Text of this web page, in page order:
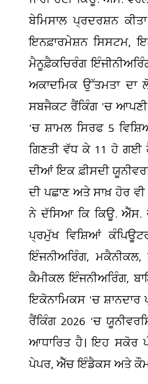
ਬੇਮਿਸਾਲ ਪ੍ਰਦਰਸ਼ਨ
ਇਨਫ਼ਾਰਮੇਸ਼ਨ ਸਿਸਟਮ,
ਮੈਨੂਫ਼ੈਕਚਿਰੰਗ
ਅਕਾਦਮਿਕ ਉੱਤਮਤਾ ਦਾ
ਸਬਜੈਕਟ ਰੈਂਕਿੰਗ 'ਚ ਆਪਣੀ
'ਚ ਸ਼ਾਮਲ ਸਿਰਫ 5
ਗਿਣਤੀ ਵੱਧ ਕੇ 11 ਹੋ ਗਈ
ਦੀਆਂ ਇਕ ਫ਼ੀਸਦੀ
ਦੀ ਪਛਾਣ ਅਤੇ ਸਾਖ਼ ਹੋਰ
ਨੇ ਦੱਸਿਆ ਕਿ ਕਿਊ. ਐੱਸ.
ਪ੍ਰਮੁੱਖ ਵਿਸ਼ਿਆਂ
ਇੰਜਨੀਅਰਿੰਗ,
ਕੈਮੀਕਲ ਇੰਜਨੀਅਰਿੰਗ,
ਇਕੋਨਾਮਿਕਸ 'ਚ ਸ਼ਾਨਦਾਰ
ਰੈਂਕਿੰਗ 2026 'ਚ
ਆਧਾਰਿਤ ਹੈ। ਇਹ ਸਕੋਰ
ਪੇਪਰ, ਐੱਚ ਇੰਡੈਕਸ ਅਤੇ